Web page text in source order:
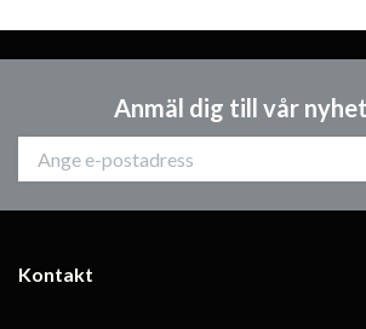
Anmäl dig till vår
Kontakt